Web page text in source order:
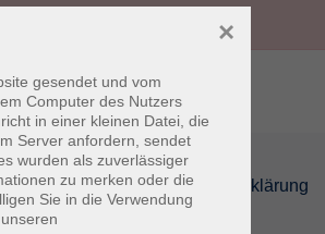
Barrierefreiheitserklärung
gesendet und vom
Computer des Nutzers
in einer kleinen Datei, die
Server anfordern, sendet
wurden als zuverlässiger
zu merken oder die
Sie in die Verwendung
×